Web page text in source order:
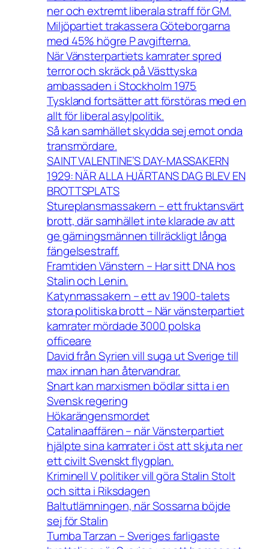
ner och extremt liberala straff för GM.
Miljöpartiet trakassera Göteborgarna
med 45% högre P avgifterna.
När Vänsterpartiets kamrater spred
terror och skräck på Västtyska
ambassaden i Stockholm 1975
Tyskland fortsätter att förstöras med en
allt för liberal asylpolitik.
Så kan samhället skydda sej emot onda
transmördare.
SAINT VALENTINE’S DAY-MASSAKERN
1929: NÄR ALLA HJÄRTANS DAG BLEV EN
BROTTSPLATS
Stureplansmassakern – ett fruktansvärt
brott, där samhället inte klarade av att
ge gärningsmännen tillräckligt långa
fängelsestraff.
Framtiden Vänstern – Har sitt DNA hos
Stalin och Lenin.
Katynmassakern – ett av 1900-talets
stora politiska brott – När vänsterpartiet
kamrater mördade 3000 polska
officeare
David från Syrien vill suga ut Sverige till
max innan han återvandrar.
Snart kan marxismen bödlar sitta i en
Svensk regering
Hökarängensmordet
Catalinaaffären – när Vänsterpartiet
hjälpte sina kamrater i öst att skjuta ner
ett civilt Svenskt flygplan.
Kriminell V politiker vill göra Stalin Stolt
och sitta i Riksdagen
Baltutlämningen, när Sossarna böjde
sej för Stalin
Tumba Tarzan – Sveriges farligaste